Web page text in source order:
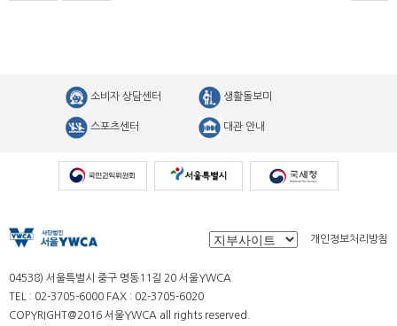
소비자 상담센터 생활돌보미
스포츠센터 대관 안내
개인정보처리방침
04538) 서울특별시 중구 명동11길 20 서울YWCA
TEL : 02-3705-6000 FAX : 02-3705-6020
COPYRIGHT@2016 서울YWCA all rights reserved.